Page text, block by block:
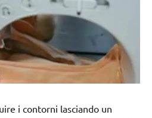
i contorni lasciando un